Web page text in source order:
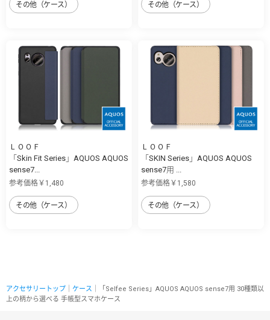
その他（ケース） その他（ケース）
ＬＯＯＦ
「Skin Fit Series」AQUOS AQUOS
sense7...
参考価格￥1,480
その他（ケース）
ＬＯＯＦ
「SKIN Series」AQUOS AQUOS
sense7用 ...
参考価格￥1,580
その他（ケース）
アクセサリートップ ケース ｜「Selfee Series」AQUOS AQUOS sense7用 30種類以
上の柄から選べる 手帳型スマホケース